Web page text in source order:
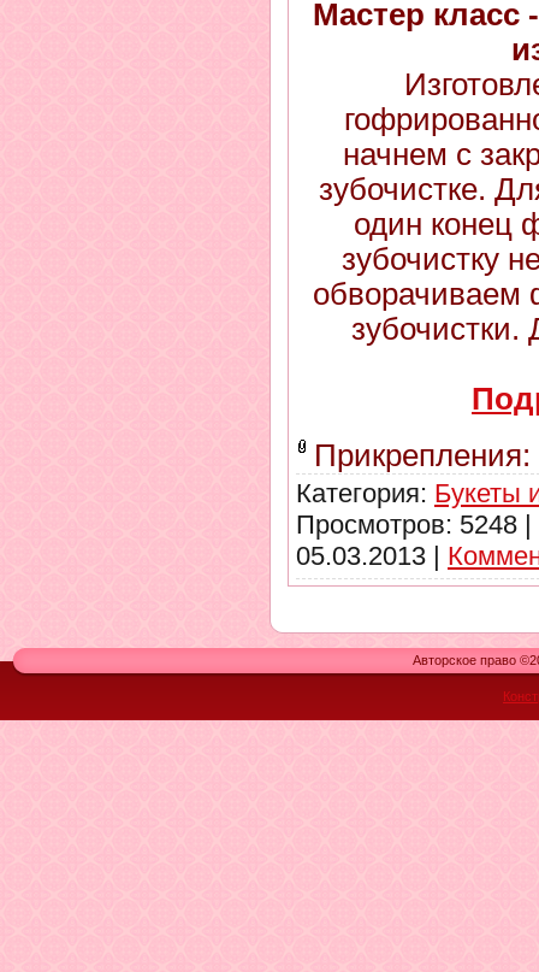
Мастер класс
начнем с
зубочистке.
один конец
зубочистку
обворачиваем
зубочистки.
Прикрепления:
Категория: Букеты
Просмотров: 5248
05.03.2013 |
Авторское право